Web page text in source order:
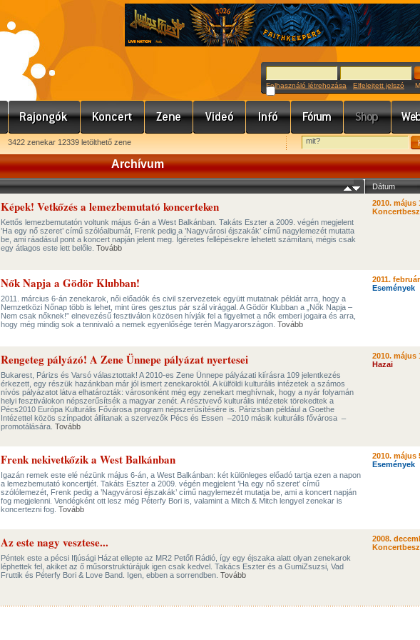
Felhasználó létrehozása Elfelejtett jelszó
3422 zenekar 12339 letölthető zene
Archívum
Dátum
Képek! Vetkőzés a lemezbemutató koncerteken
Kettős lemezbemutatón voltunk május 6-án a West Balkánban. Takáts Eszter a 2009. végén megjelent
’Ha egy nő szeret’ című szólóalbumát, Frenk pedig a ’Nagyvárosi éjszakák’ című nagylemezét mutatta
be, ami ráadásul pont a koncert napján jelent meg. Ígéretes fellépésekre lehetett számítani, mégis csak
egy átlagos este lett belőle. Tovább
2010. május
Nők Napja a Gödör Klubban!
2011. március 6-án zenekarok, női előadók és civil szervezetek együtt mutatnak példát arra, hogy a
Nemzetközi Nőnap több is lehet, mint üres gesztus pár szál virággal. A Gödör Klubban a „Nők Napja –
Nem csak nőknek!” elnevezésű fesztiválon közösen hívják fel a figyelmet a nők emberi jogaira és arra,
hogy még mindig sok a tennivaló a nemek egyenlősége terén Magyarországon. Tovább
2011.
Események
Rengeteg pályázó! A Zene Ünnepe pályázat nyertesei
Bukarest, Párizs és Varsó választottak! A 2010-es Zene Ünnepe pályázati kiírásra 109 jelentkezés
érkezett, egy részük hazánkban már jól ismert zenekaroktól. A külföldi kulturális intézetek a számos
nívós pályázatot látva elhatározták: városonként még egy zenekart meghívnak, hogy a nyár folyamán
helyi fesztiválokon népszerűsítsék a magyar zenét. A résztvevő kulturális intézetek törekedtek a
Pécs2010 Európa Kulturális Fővárosa program népszerűsítésére is. Párizsban például a Goethe
Intézettel közös színpadot állítanak a szervezők Pécs és Essen ̶ 2010 másik kulturális fővárosa ̶
promotálására. Tovább
2010. május
Hazai
Frenk nekivetkőzik a West Balkánban
Igazán remek este elé nézünk május 6-án, a West Balkánban: két különleges előadó tartja ezen a napon
a lemezbemutató koncertjét. Takáts Eszter a 2009. végén megjelent ’Ha egy nő szeret’ című
szólólemezét, Frenk pedig a ’Nagyvárosi éjszakák’ című nagylemezét mutatja be, ami a koncert napján
fog megjelenni. Vendégként ott lesz még Péterfy Bori is, valamint a Mitch & Mitch lengyel zenekar is
koncertezni fog. Tovább
2010. május
Események
Az este nagy vesztese...
Péntek este a pécsi Ifjúsági Házat ellepte az MR2 Petőfi Rádió, így egy éjszaka alatt olyan zenekarok
léphettek fel, akiket az ő műsorstruktúrájuk igen csak kedvel. Takács Eszter és a GumiZsuzsi, Vad
Fruttik és Péterfy Bori & Love Band. Igen, ebben a sorrendben. Tovább
2008.